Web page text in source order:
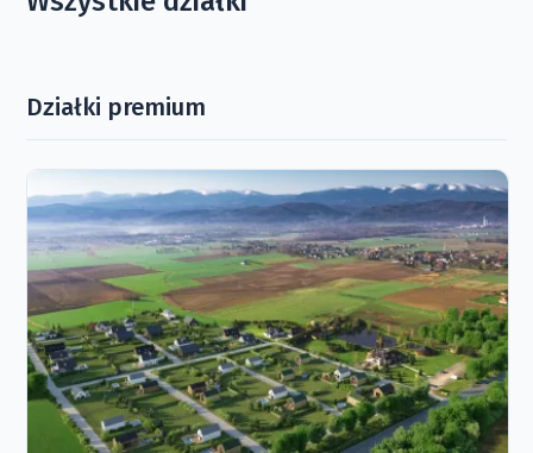
Działki premium